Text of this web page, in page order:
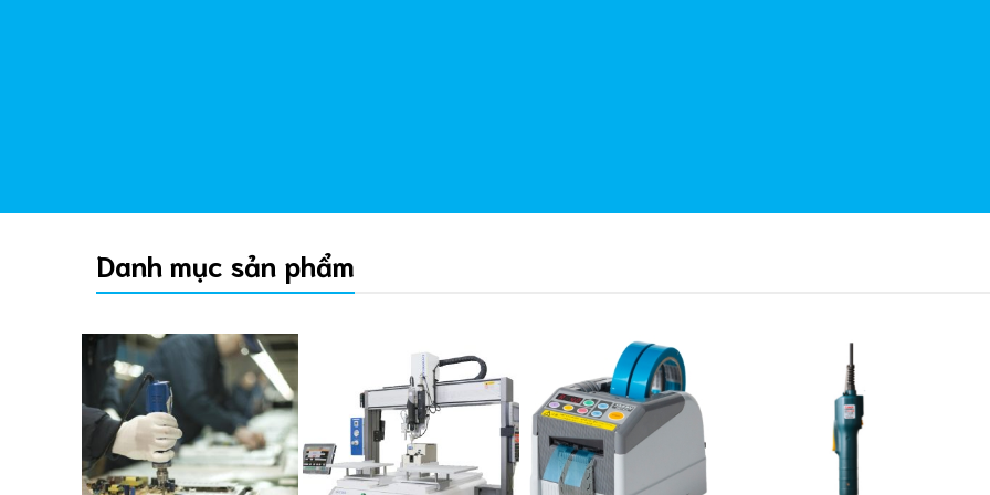
Danh mục sản phẩm